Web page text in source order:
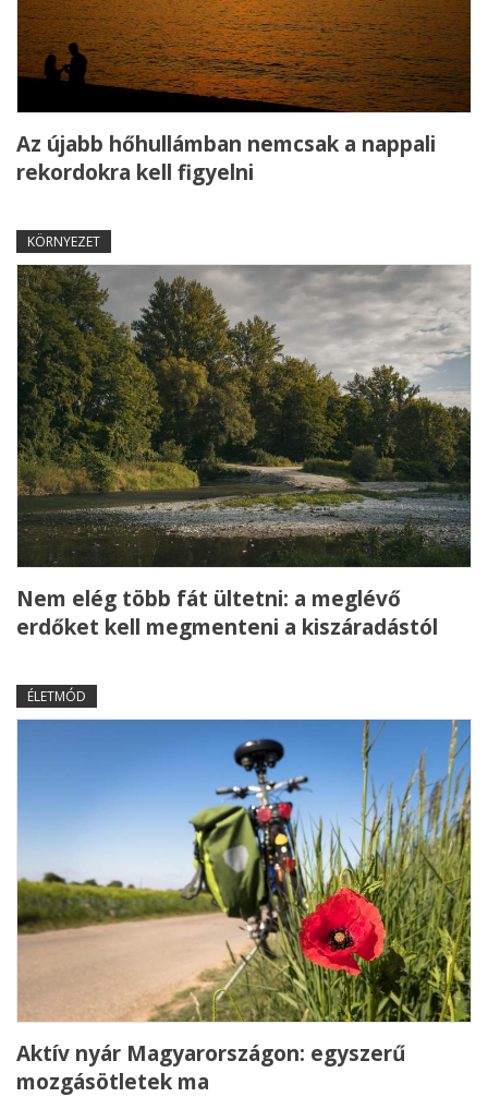
Az újabb hőhullámban nemcsak a nappali
rekordokra kell figyelni
KÖRNYEZET
Nem elég több fát ültetni: a meglévő
erdőket kell megmenteni a kiszáradástól
ÉLETMÓD
Aktív nyár Magyarországon: egyszerű
mozgásötletek ma